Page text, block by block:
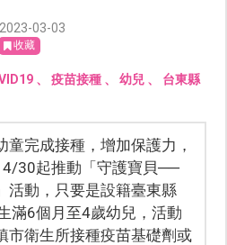
03-03
收藏
、疫苗接種 、幼兒 、 台東縣
童完成接種，增加保護力，
30起推動「守護寶貝──
活動，只要是設籍臺東縣
滿6個月至4歲幼兒，活動
市衛生所接種疫苗基礎劑或